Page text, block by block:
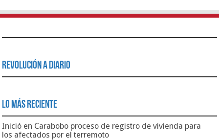
Revolución a Diario
Lo Más Reciente
Inició en Carabobo proceso de registro de vivienda para
los afectados por el terremoto